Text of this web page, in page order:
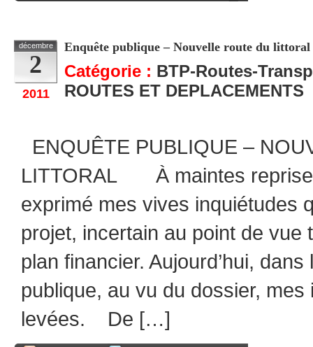
décembre
2
2011
Enquête publique – Nouvelle route du littoral
Catégorie : BTP-Routes-
ROUTES ET DEPLACEMENTS
ENQUÊTE PUBLIQUE –
LITTORAL À maintes
exprimé mes vives inquiétudes
projet, incertain au point de vue
plan financier. Aujourd’hui,
publique, au vu du dossier,
levées. De […]